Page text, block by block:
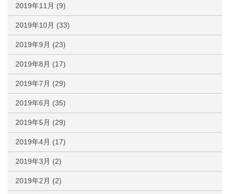
2019年11月 (9)
2019年10月 (33)
2019年9月 (23)
2019年8月 (17)
2019年7月 (29)
2019年6月 (35)
2019年5月 (29)
2019年4月 (17)
2019年3月 (2)
2019年2月 (2)